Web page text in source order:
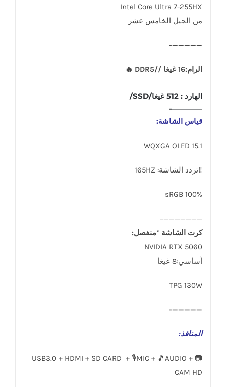
Intel Core Ultra 7-255HX
من الجيل الخامس عشر
—————-
الرام:16 غيغا //DDR5 🔥
الهارد : 512 غيغا/SSD/
————-
قياس الشاشة:
15.1 WQXGA OLED
‼تردد الشاشة: 165HZ
sRGB 100%
———————–
كرت الشاشة *منفصل:
NVIDIA RTX 5060
أساسي:8 غيغا
TPG 130W
—————-
المنافذ:
USB3.0 + HDMI + SD CARD + 🎙️MIC + 🎵AUDIO + 📷
CAM HD